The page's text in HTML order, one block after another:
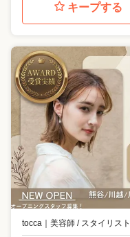
キープする
tocca 美容師 / スタイリスト